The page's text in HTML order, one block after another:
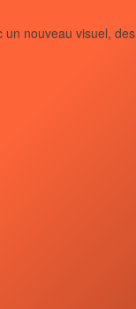
nouveau visuel, des